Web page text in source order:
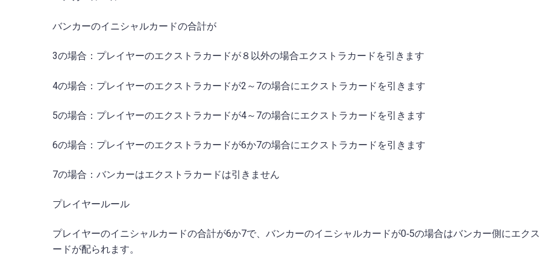
バンカーのイニシャルカードの合計が
3の場合：プレイヤーのエクストラカードが８以外の場合エクストラカードを引きます
4の場合：プレイヤーのエクストラカードが2～7の場合にエクストラカードを引きます
5の場合：プレイヤーのエクストラカードが4～7の場合にエクストラカードを引きます
6の場合：プレイヤーのエクストラカードが6か7の場合にエクストラカードを引きます
7の場合：バンカーはエクストラカードは引きません
プレイヤールール
プレイヤーのイニシャルカードの合計が6か7で、バンカーのイニシャルカードが0‐5の場合はバンカー側にエク
ードが配られます。